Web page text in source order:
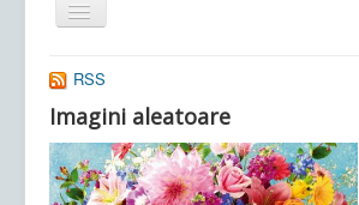
Comută
navigarea
RSS
Imagini aleatoare